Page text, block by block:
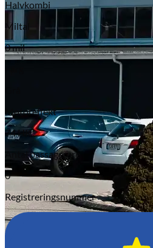
Halvkombi
Miltal
0 mil
Motoreffekt
74 HK
Antal passagerare
0
Registreringsnummer